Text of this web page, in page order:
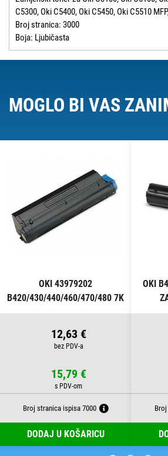
C5300, Oki C5400, Oki C5450, Oki C5510
Broj stranica: 3000
Boja: Ljubičasta
MOGLO BI VAS
OKI 43979202
B420/430/440/460/470/480 7K
BLACK ZAMJENSKI TONER
12,63 €
15,79 €
Broj stranica ispisa 7000
DODAJ U KOŠARICU
OKI